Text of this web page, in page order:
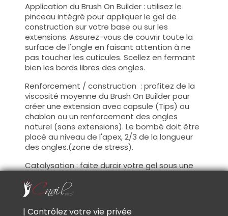
Application du Brush On Builder : utilisez le
pinceau intégré pour appliquer le gel de
construction sur votre base ou sur les
extensions. Assurez-vous de couvrir toute la
surface de l'ongle en faisant attention à ne
pas toucher les cuticules. Scellez en fermant
bien les bords libres des ongles.
Renforcement / construction : profitez de la
viscosité moyenne du Brush On Builder pour
créer une extension avec capsule (Tips) ou
chablon ou un renforcement des ongles
naturel (sans extensions). Le bombé doit être
placé au niveau de l'apex, 2/3 de la longueur
des ongles.(zone de stress).
Catalysation : faite durcir votre gel sous une
durcissement complet.
Couche de cohésion : Après votre
| Contrôlez votre vie privée